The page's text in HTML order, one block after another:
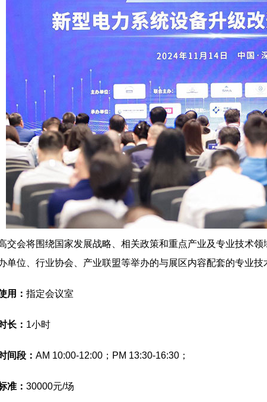
交会将围绕国家发展战略、相关政策和重点产业及专业技术
单位、行业协会、产业联盟等举办的与展区内容配套的专业技
用： 指定会议室
长： 1小时
间段： AM 10:00-12:00；PM 13:30-16:30；
准： 30000元/场